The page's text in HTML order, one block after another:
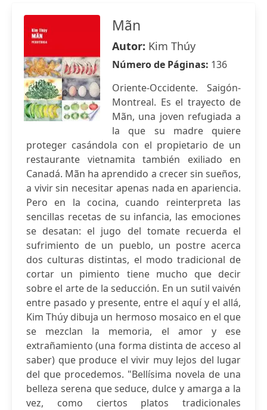
Mãn
Autor: Kim Thúy
Número de Páginas: 136
Oriente-Occidente. Saigón-
Montreal. Es el trayecto de
Mãn, una joven refugiada a
la que su madre quiere
proteger casándola con el propietario de un
restaurante vietnamita también exiliado en
Canadá. Mãn ha aprendido a crecer sin sueños,
a vivir sin necesitar apenas nada en apariencia.
Pero en la cocina, cuando reinterpreta las
sencillas recetas de su infancia, las emociones
se desatan: el jugo del tomate recuerda el
sufrimiento de un pueblo, un postre acerca
dos culturas distintas, el modo tradicional de
cortar un pimiento tiene mucho que decir
sobre el arte de la seducción. En un sutil vaivén
entre pasado y presente, entre el aquí y el allá,
Kim Thúy dibuja un hermoso mosaico en el que
se mezclan la memoria, el amor y ese
extrañamiento (una forma distinta de acceso al
saber) que produce el vivir muy lejos del lugar
del que procedemos. "Bellísima novela de una
belleza serena que seduce, dulce y amarga a la
vez, como ciertos platos tradicionales